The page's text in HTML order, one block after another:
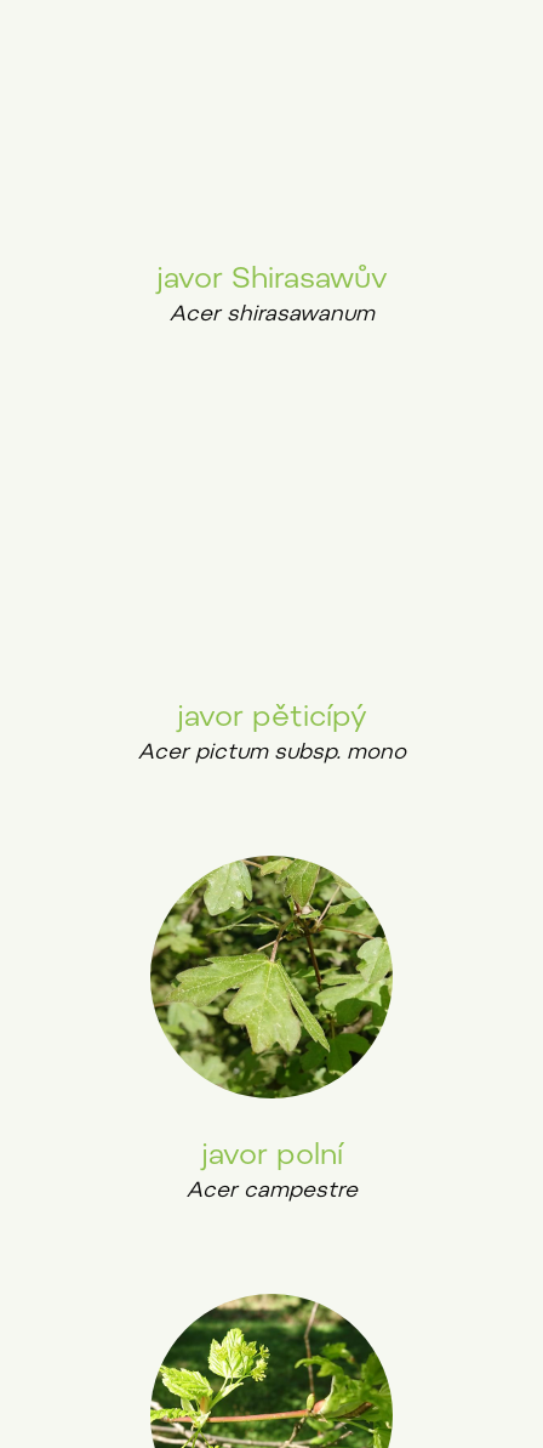
javor Shirasawův
Acer shirasawanum
javor pěticípý
Acer pictum subsp. mono
javor polní
Acer campestre